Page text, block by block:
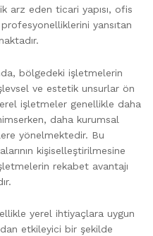
arz eden ticari yapısı, ofis
yansıtan
bölgedeki işletmelerin
ve estetik unsurlar ön
işletmeler genellikle daha
daha kurumsal
yönelmektedir. Bu
kişiselleştirilmesine
rekabet avantajı
yerel ihtiyaçlara uygun
etkileyici bir şekilde